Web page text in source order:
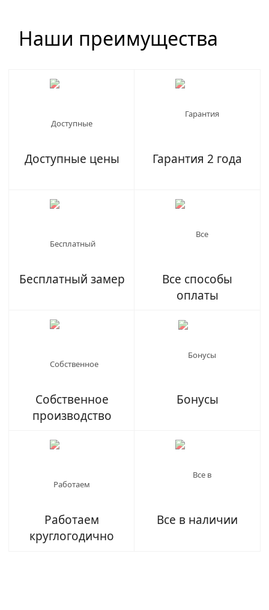
Наши преимущества
Доступные цены Гарантия 2 года
Бесплатный замер
Все способы
оплаты
Собственное
производство
Бонусы
Работаем
круглогодично
Все в наличии